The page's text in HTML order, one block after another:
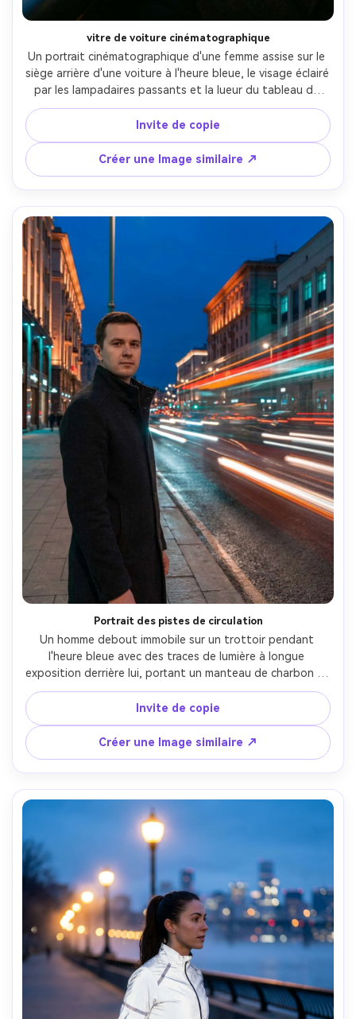
vitre de voiture cinématographique
Un portrait cinématographique d'une femme assise sur le
siège arrière d'une voiture à l'heure bleue, le visage éclairé
par les lampadaires passants et la lueur du tableau de
bord, les lumières de la ville rayant à l'extérieur de la
fenêtre, des réflexions subtiles sur le verre, tourné sur
Canon R5, 50mm f/1.4, encadrement en gros plan,
profondeur de champ peu profonde, classification des
couleurs du film humoreux, ultra-réaliste-AR 4:5
Invite de copie
Créer une Image similaire ↗
Portrait des pistes de circulation
Un homme debout immobile sur un trottoir pendant
l'heure bleue avec des traces de lumière à longue
exposition derrière lui, portant un manteau de charbon de
bois, expression calme, sujet net avec des feux de voiture
flous, ciel bleu profond, tourné sur Sony A7R IV, 35 mm,
look simulé à longue exposition, composition de la règle
des tiers, accents cinématographiques bleu et orange,
photoréaliste- -ar 4:5
Invite de copie
Créer une Image similaire ↗